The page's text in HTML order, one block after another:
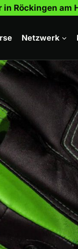
Röckingen am
Netzwerk